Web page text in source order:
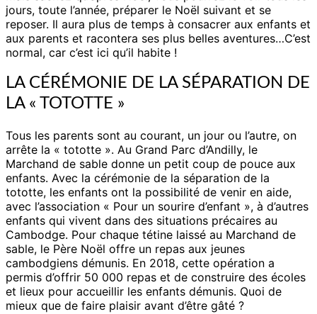
jours, toute l’année, préparer le Noël suivant et se
reposer. Il aura plus de temps à consacrer aux enfants et
aux parents et racontera ses plus belles aventures…C’est
normal, car c’est ici qu’il habite !
LA CÉRÉMONIE DE LA SÉPARATION DE
LA « TOTOTTE »
Tous les parents sont au courant, un jour ou l’autre, on
arrête la « tototte ». Au Grand Parc d’Andilly, le
Marchand de sable donne un petit coup de pouce aux
enfants. Avec la cérémonie de la séparation de la
tototte, les enfants ont la possibilité de venir en aide,
avec l’association « Pour un sourire d’enfant », à d’autres
enfants qui vivent dans des situations précaires au
Cambodge. Pour chaque tétine laissé au Marchand de
sable, le Père Noël offre un repas aux jeunes
cambodgiens démunis. En 2018, cette opération a
permis d’offrir 50 000 repas et de construire des écoles
et lieux pour accueillir les enfants démunis. Quoi de
mieux que de faire plaisir avant d’être gâté ?